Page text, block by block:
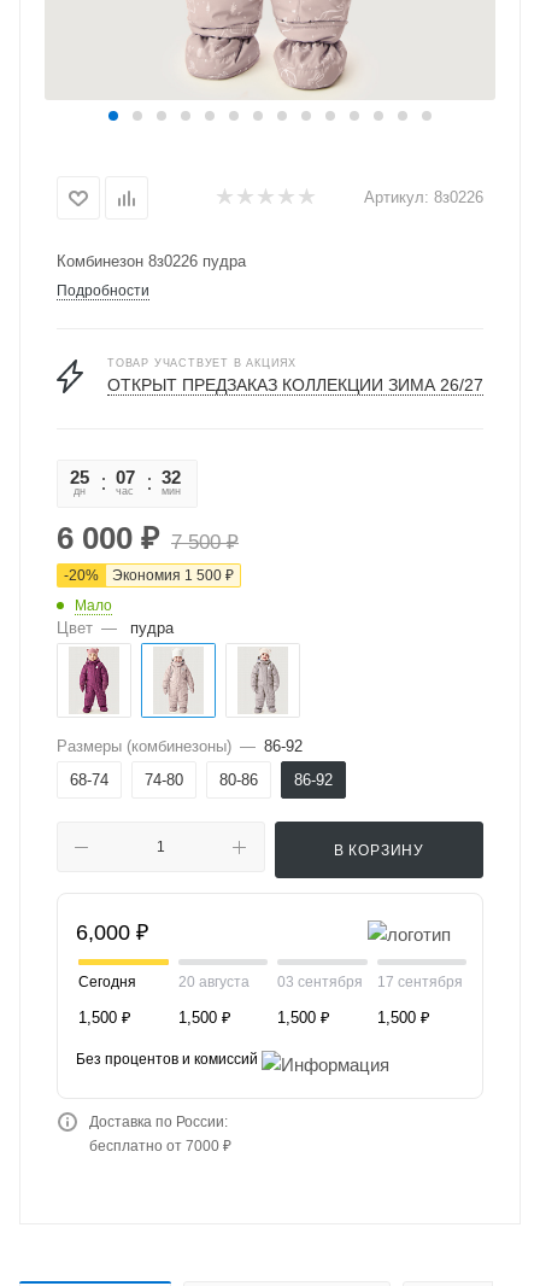
Артикул: 8з0226
Комбинезон 8з0226 пудра
Подробности
ТОВАР УЧАСТВУЕТ В АКЦИЯХ
ОТКРЫТ ПРЕДЗАКАЗ КОЛЛЕКЦИИ ЗИМА 26/27
25
дн
07
час
32
мин
6 000 ₽ 7 500₽
-20% Экономия 1 500 ₽
Мало
Цвет — пудра
Размеры (комбинезоны) — 86-92
68-74
74-80 80-86 86-92
В КОРЗИНУ
6,000 ₽
Сегодня
1,500 ₽
20 августа
1,500 ₽
03 сентября
1,500 ₽
17 сентября
1,500 ₽
Без процентов и комиссий
Доставка по России:
бесплатно от 7000 ₽